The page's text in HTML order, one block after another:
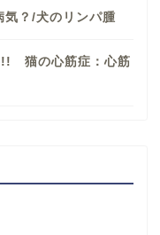
気？/犬のリンパ腫
!! 猫の心筋症：心筋